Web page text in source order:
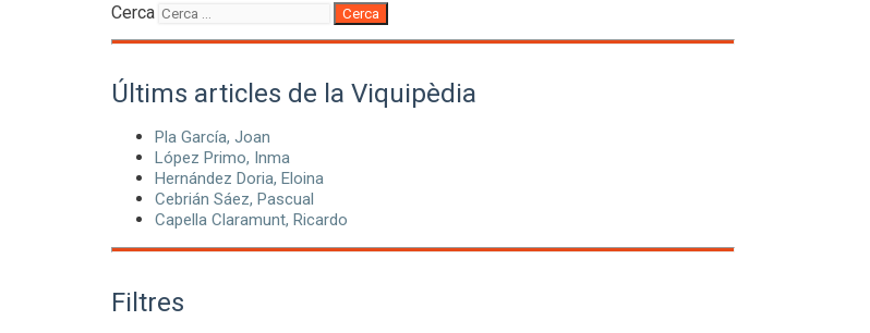
Cerca Cerca
Últims articles de la Viquipèdia
Pla García, Joan
López Primo, Inma
Hernández Doria, Eloina
Cebrián Sáez, Pascual
Capella Claramunt, Ricardo
Filtres